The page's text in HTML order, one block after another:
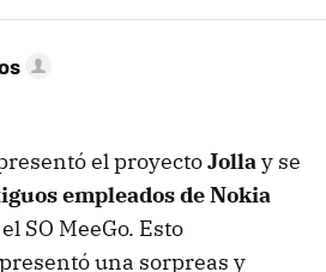
el proyectoJollay se
empleados de Nokia
SO MeeGo. Esto
una sorpreas y